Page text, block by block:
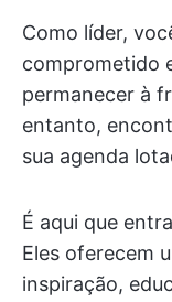
Como líder,
comprometido
permanecer à
entanto,
sua agenda
É aqui que
Eles oferecem
inspiração,